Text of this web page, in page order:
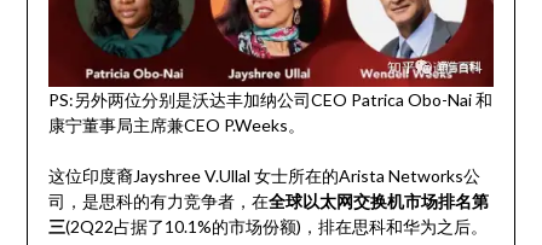
PS:另外两位分别是沃达丰加纳公司CEO Patrica Obo-Nai 和
康宁董事局主席兼CEO P.Weeks。
这位印度裔Jayshree V.Ullal 女士所在的Arista Networks公
司，是思科的有力竞争者，在全球以太网交换机市场排名第
三(2Q22占据了10.1%的市场份额)，排在思科和华为之后。